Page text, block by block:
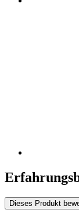
Dieses Produkt